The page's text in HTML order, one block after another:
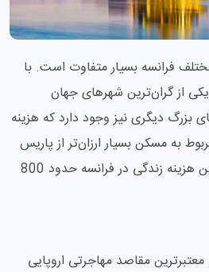
فرانسه بسیار متفاوت است. با
از گران‌ترین شهرهای جهان
دیگری نیز وجود دارد که هزینه
به مسکن بسیار ارزان‌تر از پاریس
است. با این حساب، میانگین هزینه زندگی در فرانسه حدود 800
مقاصد مهاجرتی اروپایی